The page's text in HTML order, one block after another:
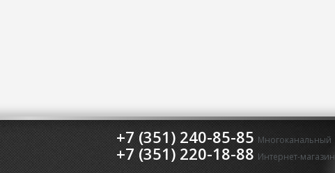
+7 (351) 240-85-85 Многоканальный
+7 (351) 220-18-88 Интернет-магазин